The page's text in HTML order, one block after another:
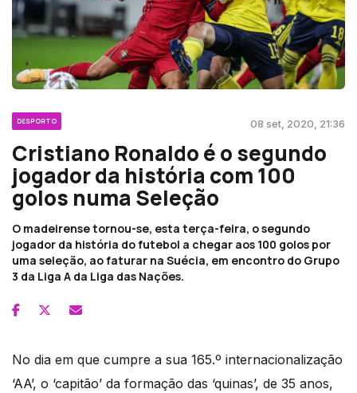
DESPORTO 08 set, 2020, 21:36
Cristiano Ronaldo é o segundo
jogador da história com 100
golos numa Seleção
O madeirense tornou-se, esta terça-feira, o segundo
jogador da história do futebol a chegar aos 100 golos por
uma seleção, ao faturar na Suécia, em encontro do Grupo
3 da Liga A da Liga das Nações.
No dia em que cumpre a sua 165.º internacionalização
‘AA’, o ‘capitão’ da formação das ‘quinas’, de 35 anos,